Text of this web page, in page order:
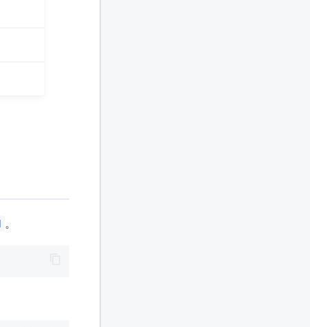
。